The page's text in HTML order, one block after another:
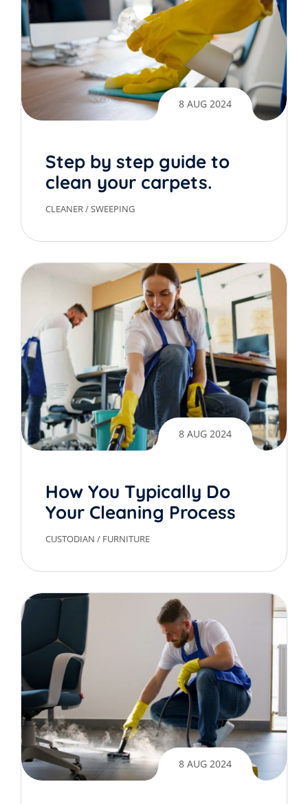
8 AUG 2024
Step by step guide to
clean your carpets.
CLEANER/SWEEPING
8 AUG 2024
How You Typically Do
Your Cleaning Process
CUSTODIAN / FURNITURE
8 AUG 2024